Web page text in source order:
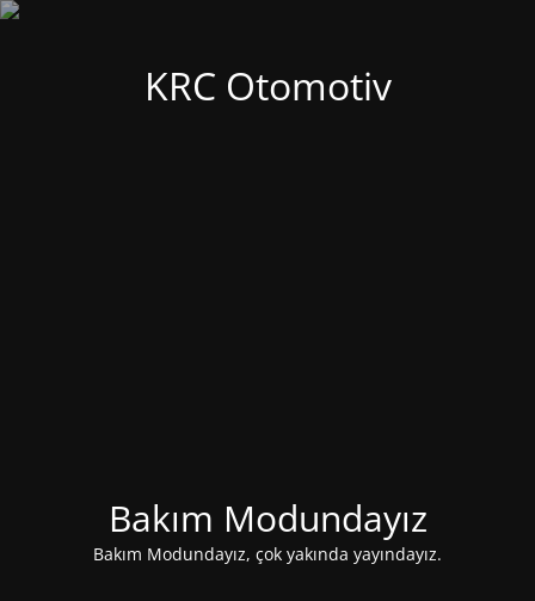
KRC Otomotiv
Bakım Modundayız
Bakım Modundayız, çok yakında yayındayız.